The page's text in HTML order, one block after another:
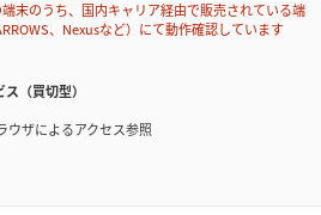
のうち、国内キャリア経由で販売されている端
、Nexusなど）にて動作確認しています
（買切型）
ザによるアクセス参照